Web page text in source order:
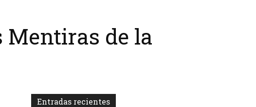
Mentiras de la
Entradas recientes